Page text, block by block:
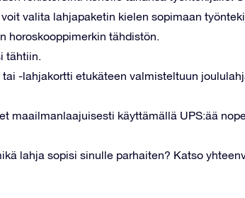
valita lahjapaketin kielen sopimaan
horoskooppimerkin tähdistön.
tähtiin.
tai -lahjakortti etukäteen valmisteltuun
maailmanlaajuisesti käyttämällä UPS:ää
lahja sopisi sinulle parhaiten? Katso